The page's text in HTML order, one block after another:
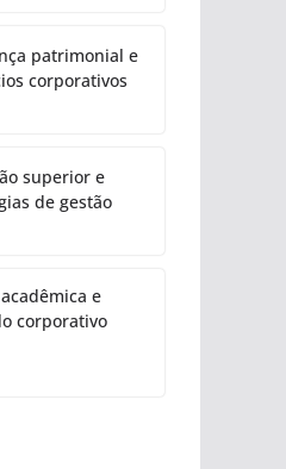
patrimonial e
corporativos
superior e
de gestão
e
corporativo